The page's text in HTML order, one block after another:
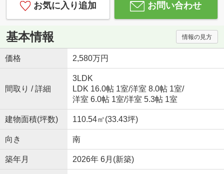
お気に入り追加 お問い合わせ
基本情報 情報の見方
価格 2,580万円
間取り / 詳細
3LDK
LDK 16.0帖 1室/洋室 8.0帖 1室/
洋室 6.0帖 1室/洋室 5.3帖 1室
建物面積(坪数) 110.54㎡(33.43坪)
向き 南
築年月 2026年 6月(新築)